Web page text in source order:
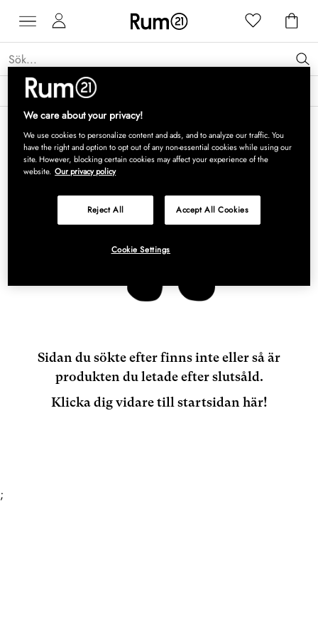
Få 15 % rabatt på Grythyttan Stålmöbler* →
Sidan du sökte efter finns inte eller så är
produkten du letade efter slutsåld.
Klicka dig vidare till startsidan här!
;
We care about your privacy!
We use cookies to personalize content and ads, and to analyze our traffic. You
have the right and option to opt out of any non-essential cookies while using our
site. However, blocking certain cookies may affect your experience of the
website. Our privacy policy
Reject All Accept All Cookies
Cookie Settings